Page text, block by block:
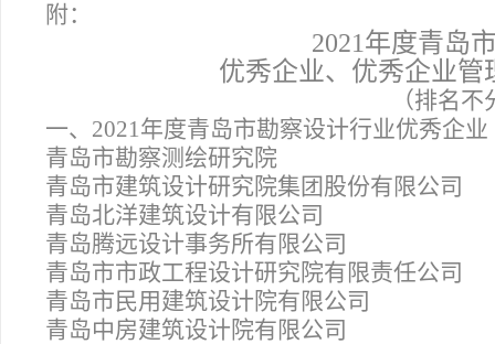
附：
2021年度青岛
优秀企业、优秀企业
（排名
一、2021年度青岛市勘察设计行业优秀企业
青岛市勘察测绘研究院
青岛市建筑设计研究院集团股份有限公司
青岛北洋建筑设计有限公司
青岛腾远设计事务所有限公司
青岛市市政工程设计研究院有限责任公司
青岛市民用建筑设计院有限公司
青岛中房建筑设计院有限公司